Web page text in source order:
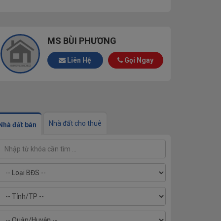
MS BÙI PHƯƠNG
Liên Hệ Gọi Ngay
đất bán Nhà đất cho thuê